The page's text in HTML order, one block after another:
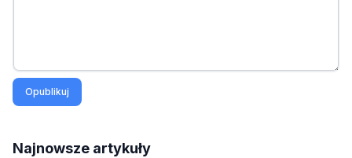
Opublikuj
Najnowsze artykuły